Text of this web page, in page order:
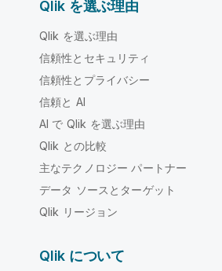
Qlik を選ぶ理由
Qlik を選ぶ理由
信頼性とセキュリティ
信頼性とプライバシー
信頼と AI
AI で Qlik を選ぶ理由
Qlik との比較
主なテクノロジー パートナー
データ ソースとターゲット
Qlik リージョン
Qlik について